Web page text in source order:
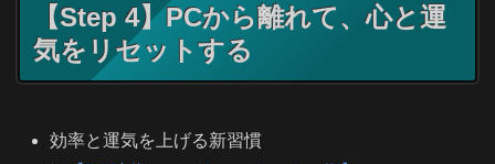
【Step 4】PCから離れて、心と運
気をリセットする
効率と運気を上げる新習慣